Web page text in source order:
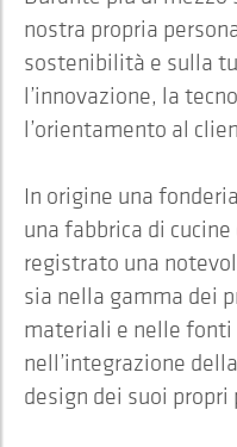
nostra propria
sostenibilità e sulla
l’innovazione, la
l’orientamento al
In origine una
una fabbrica di
registrato una
sia nella gamma dei
materiali e nelle fonti
nell’integrazione
design dei suoi